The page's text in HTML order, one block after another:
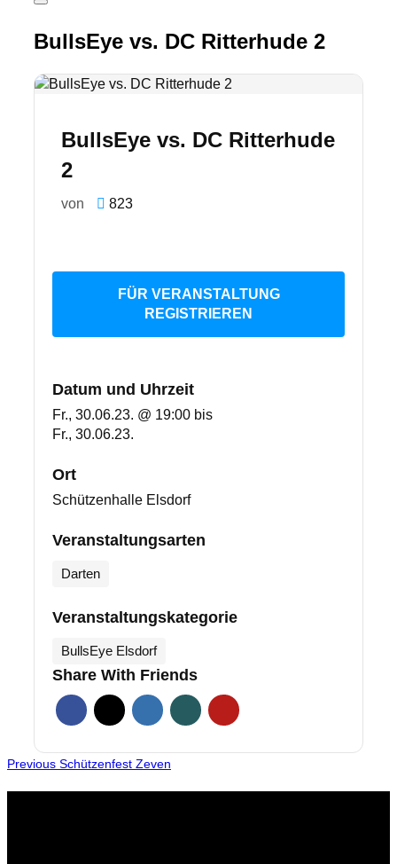
Seitenleiste
Navigation
umschalten
BullsEye vs. DC Ritterhude 2
BullsEye vs. DC Ritterhude
2
von 823
FÜR VERANSTALTUNG
REGISTRIEREN
Datum und Uhrzeit
Fr., 30.06.23. @ 19:00 bis
Fr., 30.06.23.
Ort
Schützenhalle Elsdorf
Veranstaltungsarten
Darten
Veranstaltungskategorie
BullsEye Elsdorf
Share With Friends
Beitragsnavigation
Previous
Previous Schützenfest Zeven